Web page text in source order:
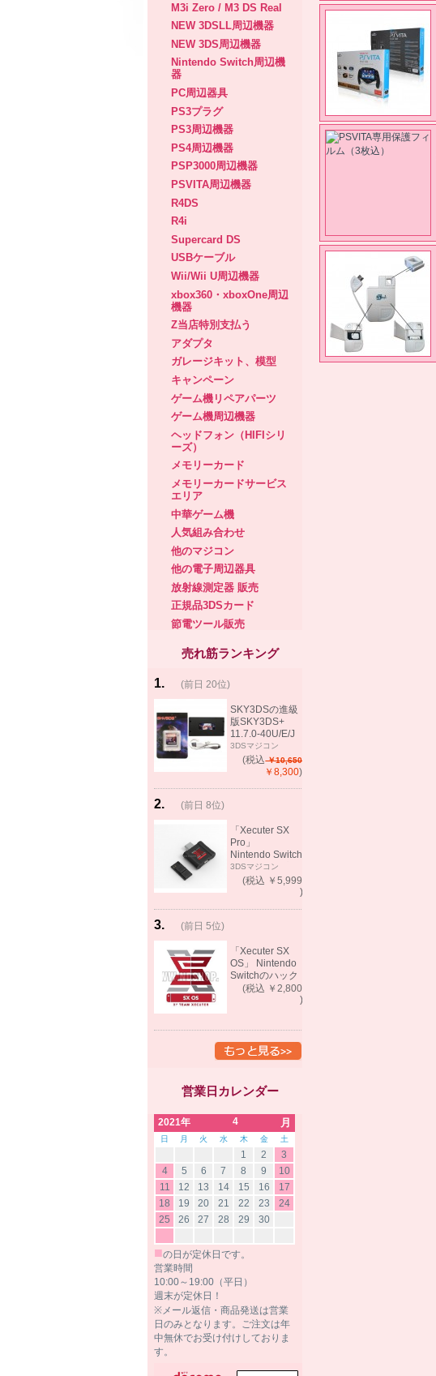
M3i Zero / M3 DS Real
NEW 3DSLL周辺機器
NEW 3DS周辺機器
Nintendo Switch周辺機
器
PC周辺器具
PS3プラグ
PS3周辺機器
PS4周辺機器
PSP3000周辺機器
PSVITA周辺機器
R4DS
R4i
Supercard DS
USBケーブル
Wii/Wii U周辺機器
xbox360・xboxOne周辺
機器
Z当店特別支払う
アダプタ
ガレージキット、模型
キャンペーン
ゲーム機リペアパーツ
ゲーム機周辺機器
ヘッドフォン（HIFIシリ
ーズ）
メモリーカード
メモリーカードサービス
エリア
中華ゲーム機
人気組み合わせ
他のマジコン
他の電子周辺器具
放射線測定器 販売
正規品3DSカード
節電ツール販売
売れ筋ランキング
1.
rank
(前日 20位)
SKY3DSの進級
版SKY3DS+
11.7.0-40U/E/J
で起動可能
(MHX、FEifサポ
3DSマジコン
(税込￥10,650
￥8,300)
2.
rank
(前日 8位)
「Xecuter SX
Pro」
Nintendo Switch
バックアップゲ
ーム起動可能
3DSマジコン
(税込 ￥5,999
)
3.
rank
up!
(前日 5位)
「Xecuter SX
OS」 Nintendo
Switchのハック
ツール バック
(税込 ￥2,800
)
営業日カレンダー
2021年 4 月
日 月 火 水 木 金 土
1 2
3
4
5 6 7 8 9
10
11
12 13 14 15 16
17
18
19 20 21 22 23
24
25
26 27 28 29 30
■の日が定休日です。
営業時間
10:00～19:00（平日）
週末が定休日！
※メール返信・商品発送は営業
日のみとなります。ご注文は年
中無休でお受け付けしておりま
す。